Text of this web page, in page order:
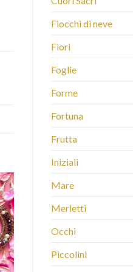
Fiocchi di neve
Fiori
Foglie
Forme
Fortuna
Frutta
Iniziali
Mare
Merletti
Occhi
Piccolini